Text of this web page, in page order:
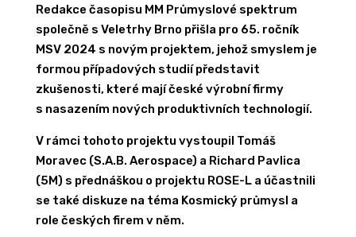
Redakce časopisu MM Průmyslové spektrum
společně s Veletrhy Brno přišla pro 65. ročník
MSV 2024 s novým projektem, jehož smyslem je
formou případových studií představit
zkušenosti, které mají české výrobní firmy
s nasazením nových produktivních technologií.
V rámci tohoto projektu vystoupil Tomáš
Moravec (S.A.B. Aerospace) a Richard Pavlica
(5M) s přednáškou o projektu ROSE-L a účastnili
se také diskuze na téma Kosmický průmysl a
role českých firem v něm.